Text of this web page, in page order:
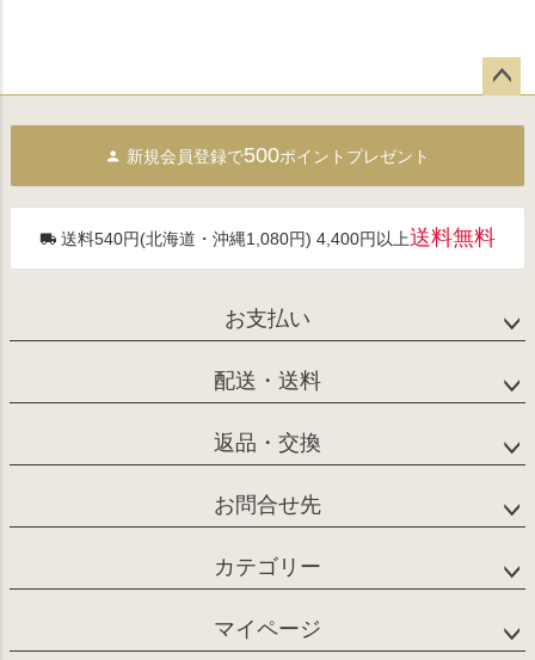
へ
新規会員登録で500ポイントプレゼント
送料540円(北海道・沖縄1,080円) 4,400円以上送料無料
お支払い
配送・送料
返品・交換
お問合せ先
カテゴリー
マイページ